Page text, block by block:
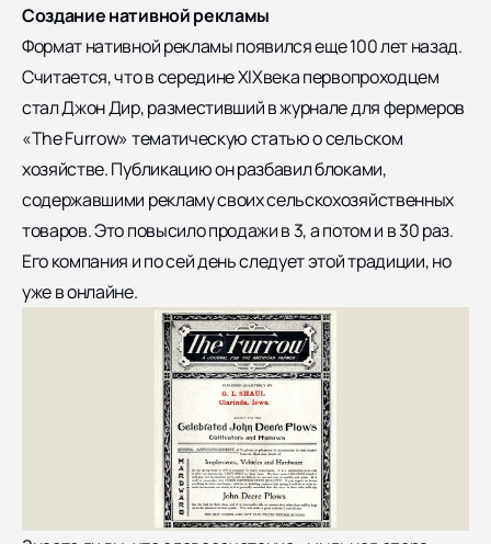
Создание нативной рекламы
Формат нативной рекламы появился еще 100 лет назад.
Считается, что в середине XIXвека первопроходцем
стал Джон Дир, разместивший в журнале для фермеров
«The Furrow» тематическую статью о сельском
хозяйстве. Публикацию он разбавил блоками,
содержавшими рекламу своих сельскохозяйственных
товаров. Это повысило продажи в 3, а потом и в 30 раз.
Его компания и по сей день следует этой традиции, но
уже вонлайне.